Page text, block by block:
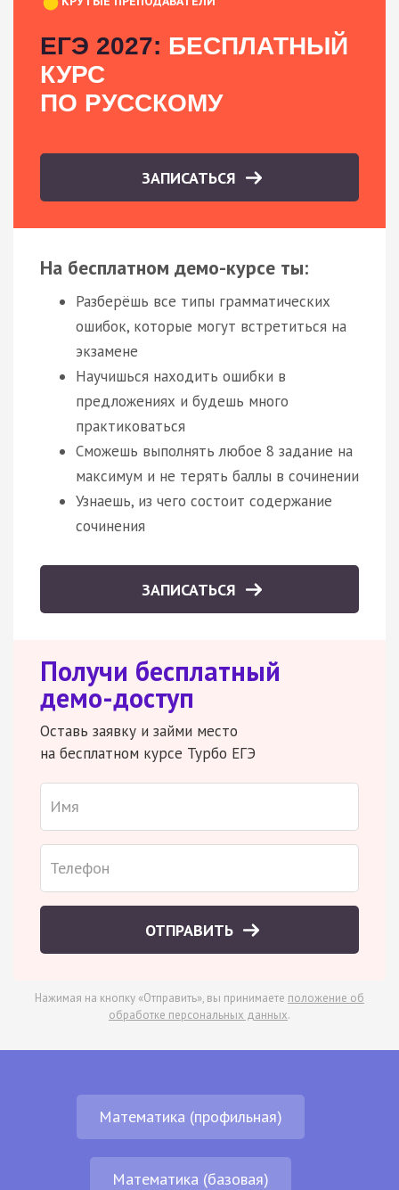
ЕГЭ 2027: БЕСПЛАТНЫЙ
КУРС
ПО РУССКОМУ
ЗАПИСАТЬСЯ
На бесплатном демо-курсе ты:
Разберёшь все типы грамматических
ошибок, которые могут встретиться на
экзамене
Научишься находить ошибки в
предложениях и будешь много
практиковаться
Сможешь выполнять любое 8 задание на
максимум и не терять баллы в сочинении
Узнаешь, из чего состоит содержание
сочинения
ЗАПИСАТЬСЯ
Получи бесплатный
демо-доступ
Оставь заявку и займи место
на бесплатном курсе Турбо ЕГЭ
ОТПРАВИТЬ
Нажимая на кнопку «Отправить», вы принимаете положение об
обработке персональных данных.
Математика (профильная)
Математика (базовая)